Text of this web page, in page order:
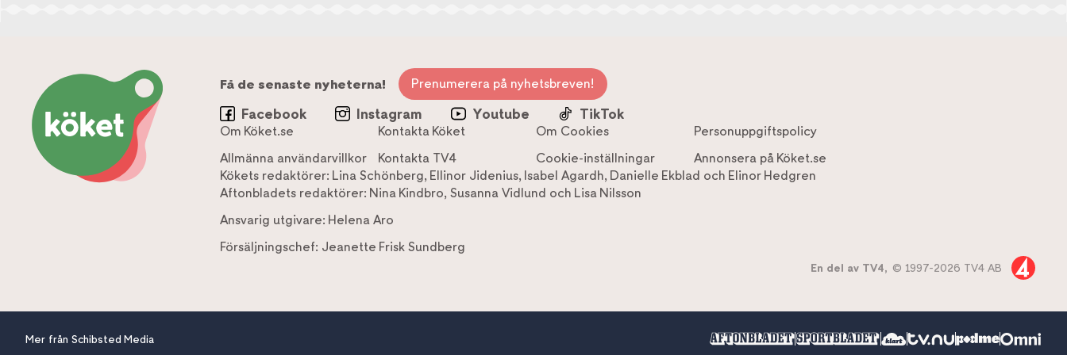
Få de senaste nyheterna! Prenumerera på nyhetsbreven!
Facebook Instagram Youtube TikTok
Om Köket.se Kontakta Köket Om Cookies
Personuppgiftspolicy
Allmänna användarvillkor
Kontakta TV4 Cookie-inställningar
Annonsera på Köket.se
Kökets redaktörer: Lina Schönberg, Ellinor Jidenius, Isabel Agardh, Danielle Ekblad och Elinor Hedgren
Aftonbladets redaktörer: Nina Kindbro, Susanna Vidlund och Lisa Nilsson
Ansvarig utgivare: Helena Aro
Försäljningschef: Jeanette Frisk Sundberg
En del av TV4, © 1997-2026 TV4 AB
Mer från Schibsted Media